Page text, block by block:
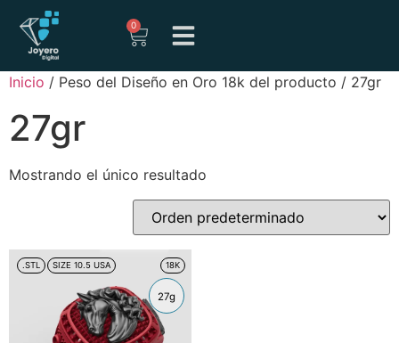
0
Inicio / Peso del Diseño en Oro 18k del producto / 27gr
27gr
Mostrando el único resultado
.STL SIZE 10.5 USA 18K
27g